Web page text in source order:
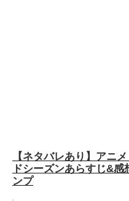
【ネタバレあり】アニ
ドシーズンあらすじ&
ンプ